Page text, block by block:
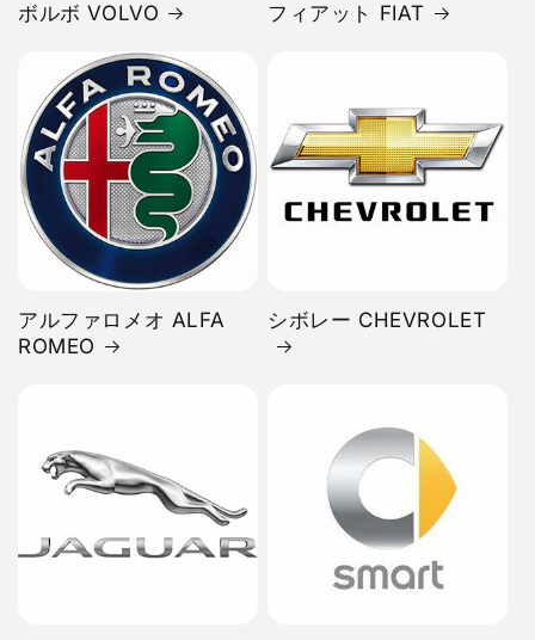
ボルボ VOLVO フィアット FIAT
アルファロメオ ALFA
ROMEO
シボレー CHEVROLET